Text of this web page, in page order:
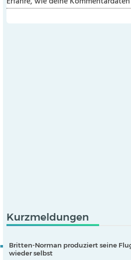
Kurzmeldungen
Britten-Norman produziert seine
wieder selbst